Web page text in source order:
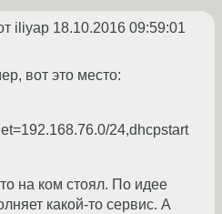
iliyap 18.10.2016 09:59:01
вот это место:
24,dhcpstart
на ком стоял. По идее
какой-то сервис. А